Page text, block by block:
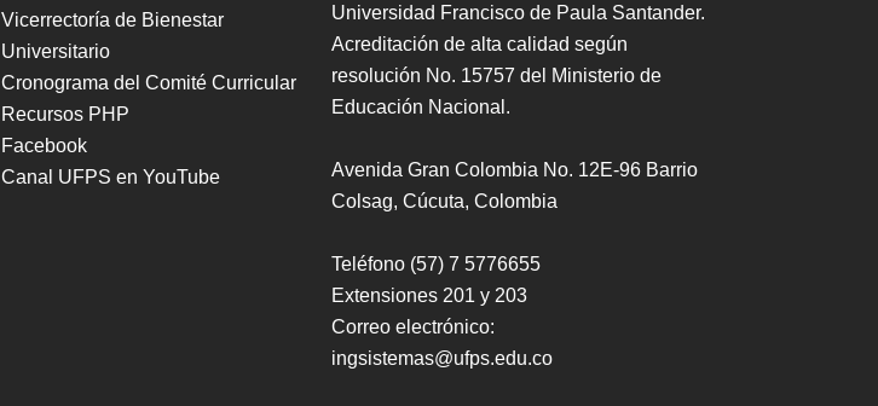
Vicerrectoría de Bienestar
Universitario
Cronograma del Comité Curricular
Recursos PHP
Facebook
Canal UFPS en YouTube
Universidad Francisco de Paula Santander.
Acreditación de alta calidad según
resolución No. 15757 del Ministerio de
Educación Nacional.
Avenida Gran Colombia No. 12E-96 Barrio
Colsag, Cúcuta, Colombia
Teléfono (57) 7 5776655
Extensiones 201 y 203
Correo electrónico:
ingsistemas@ufps.edu.co